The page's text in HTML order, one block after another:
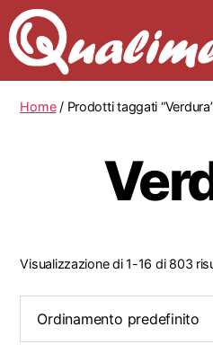
Home/ Prodotti taggati
Visualizzazione di 1-16 di 803